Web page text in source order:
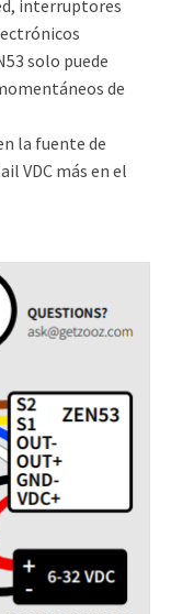
interruptores
solo puede
de
la fuente de
VDC más en el